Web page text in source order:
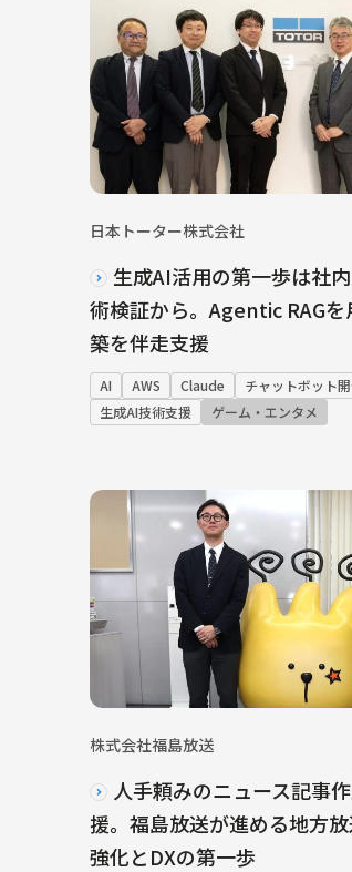
日本トーター株式会社
生成AI活用の第一歩は社
術検証から。Agentic RAG
築を伴走支援
AI AWS Claude
チャットボット
生成AI技術支援
ゲーム・エンタメ
株式会社福島放送
人手頼みのニュース記事
援。福島放送が進める地方
強化とDXの第一歩